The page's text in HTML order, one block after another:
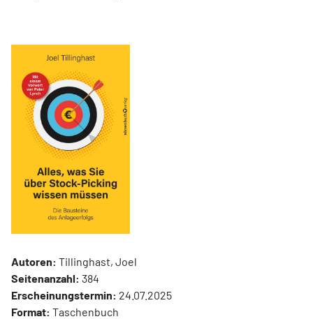
Autoren: Tillinghast, Joel
Seitenanzahl: 384
Erscheinungstermin: 24.07.2025
Format: Taschenbuch